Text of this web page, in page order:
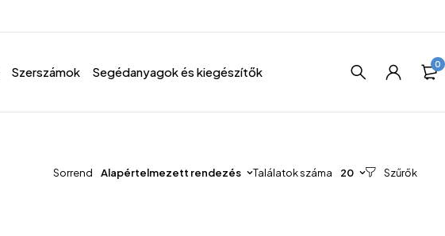
Szerszámok Segédanyagok és kiegészítők 0
Sorrend Alapértelmezett rendezés Találatok száma 20